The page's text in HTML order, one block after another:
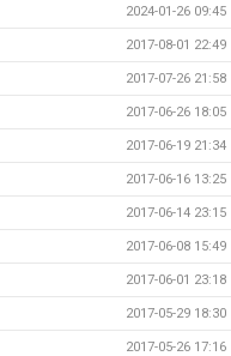
2024-01-26 09:45
2017-08-01 22:49
2017-07-26 21:58
2017-06-26 18:05
2017-06-19 21:34
2017-06-16 13:25
2017-06-14 23:15
2017-06-08 15:49
2017-06-01 23:18
2017-05-29 18:30
2017-05-26 17:16